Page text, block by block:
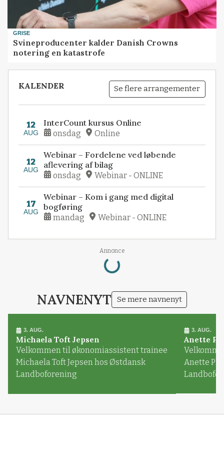
GRISE
Svineproducenter kalder Danish Crowns
notering en katastrofe
KALENDER Se flere arrangementer
12
AUG
InterCount kursus Online
onsdag Online
12
AUG
Webinar – Fordelene ved løbende
aflevering af bilag
onsdag Webinar - ONLINE
17
AUG
Webinar – Kom i gang med digital
bogføring
mandag Webinar - ONLINE
Annonce
Loading...
NAVNENYT Se mere navnenyt
3. AUG.
Michaela Toft Jepsen
Velkommen til økonomiassistent trainee
Michaela Toft Jepsen hos Østdansk
Landboforening
3. AUG.
Anette
Anette